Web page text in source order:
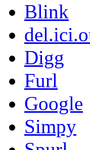
Blink
Digg
Furl
Google
Simpy